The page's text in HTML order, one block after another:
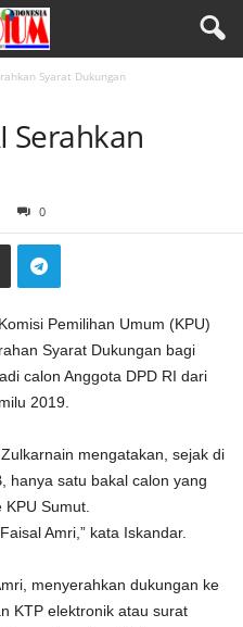
Syarat Dukungan
Serahkan
0
Pemilihan Umum (KPU)
Syarat Dukungan bagi
calon Anggota DPD RI dari
2019.
mengatakan, sejak di
hanya satu bakal calon yang
Sumut.
Amri,” kata Iskandar.
menyerahkan dukungan ke
KTP elektronik atau surat